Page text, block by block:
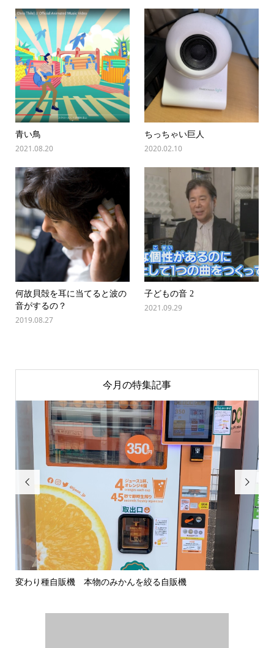
青い鳥
2021.08.20
ちっちゃい巨人
2020.02.10
何故貝殻を耳に当てると波の
音がするの？
2019.08.27
子どもの音 2
2021.09.29
今月の特集記事

変わり種自販機 本物のみかんを絞る自販機
